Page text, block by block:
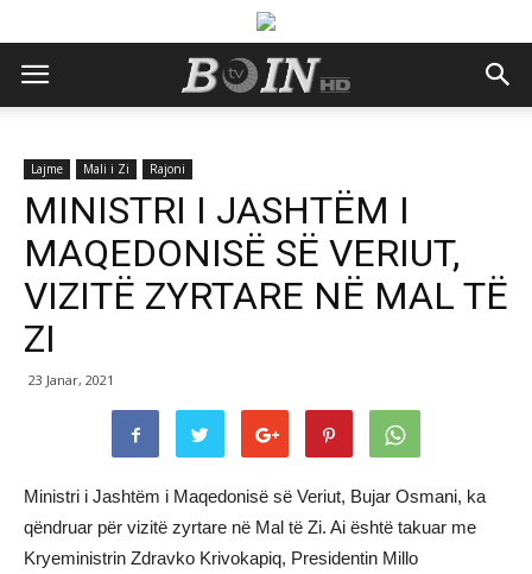
Lajme Mali i Zi Rajoni
MINISTRI I JASHTËM I
MAQEDONISË SË VERIUT,
VIZITË ZYRTARE NË MAL TË
ZI
23 Janar, 2021
Ministri i Jashtëm i Maqedonisë së Veriut, Bujar Osmani, ka
qëndruar për vizitë zyrtare në Mal të Zi. Ai është takuar me
Kryeministrin Zdravko Krivokapiq, Presidentin Millo